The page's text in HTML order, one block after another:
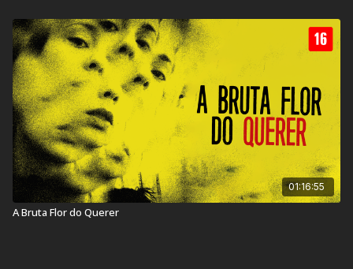
01:16:55
A Bruta Flor do Querer